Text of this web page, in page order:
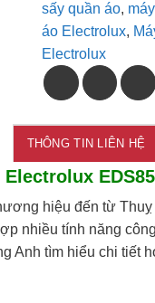
sấy quần áo,
áo Electrolux,
Electrolux
THÔNG TIN LIÊN HỆ
hiệu đến từ
nhiều tính năng
Anh tìm hiểu chi tiết